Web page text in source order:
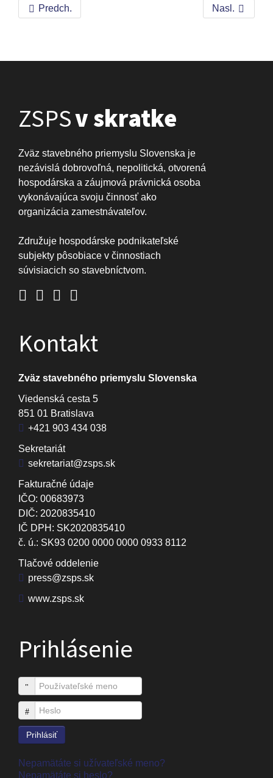
Predch. Nasl.
ZSPSv skratke
Zväz stavebného priemyslu Slovenska je
nezávislá dobrovoľná, nepolitická, otvorená
hospodárska a záujmová právnická osoba
vykonávajúca svoju činnosť ako
organizácia zamestnávateľov.
Združuje hospodárske podnikateľské
subjekty pôsobiace v činnostiach
súvisiacich so stavebníctvom.
Kontakt
Zväz stavebného priemyslu Slovenska
Viedenská cesta 5
851 01 Bratislava
+421 903 434 038
Sekretariát
sekretariat@zsps.sk
Fakturačné údaje
IČO: 00683973
DIČ: 2020835410
IČ DPH: SK2020835410
č. ú.: SK93 0200 0000 0000 0933 8112
Tlačové oddelenie
press@zsps.sk
www.zsps.sk
Prihlásenie
Používateľské meno
Heslo
Prihlásiť
Nepamätáte si užívateľské meno?
Nepamätáte si heslo?